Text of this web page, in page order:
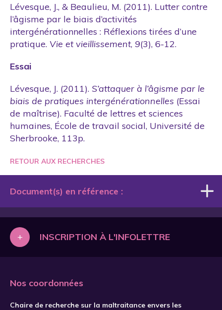
Document(s) en référence :
2011_Levesque_Essai
Lévesque, J., & Beaulieu, M. (2011). Lutter contre
l’âgisme par le biais d’activités
intergénérationnelles : Réflexions tirées d’une
pratique. Vie et vieillissement, 9(3), 6-12.
Essai
Lévesque, J. (2011). S’attaquer à l’âgisme par le
biais de pratiques intergénérationnelles (Essai
de maîtrise). Faculté de lettres et sciences
humaines, École de travail social, Université de
Sherbrooke, 113p.
RETOUR AUX RECHERCHES
+ INSCRIPTION À L'INFOLETTRE
Nos coordonnées
Chaire de recherche sur la maltraitance envers les